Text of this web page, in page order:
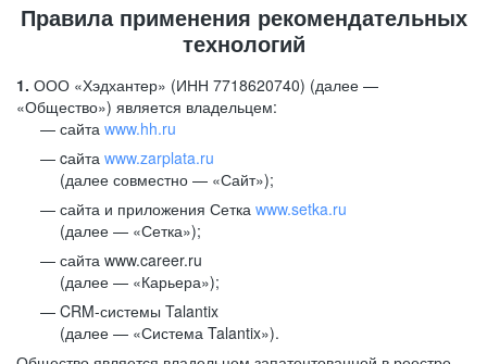
Правила применения рекомендательных
технологий
1. ООО «Хэдхантер» (ИНН 7718620740) (далее —
«Общество») является владельцем:
сайта www.hh.ru
cайта www.zarplata.ru
(далее совместно — «Сайт»);
сайта и приложения Сетка www.setka.ru
(далее — «Сетка»);
сайта www.career.ru
(далее — «Карьера»);
CRM-системы Talantix
(далее — «Система Talantix»).